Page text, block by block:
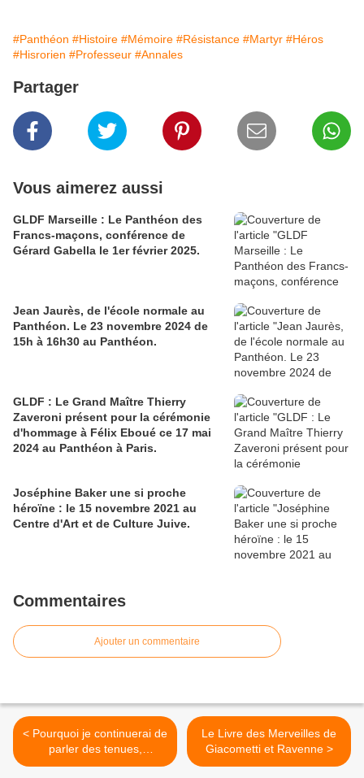
#Panthéon #Histoire #Mémoire #Résistance #Martyr #Héros
#Hisrorien #Professeur #Annales
Partager
Vous aimerez aussi
GLDF Marseille : Le Panthéon des
Francs-maçons, conférence de
Gérard Gabella le 1er février 2025.
Jean Jaurès, de l'école normale au
Panthéon. Le 23 novembre 2024 de
15h à 16h30 au Panthéon.
GLDF : Le Grand Maître Thierry
Zaveroni présent pour la cérémonie
d'hommage à Félix Eboué ce 17 mai
2024 au Panthéon à Paris.
Joséphine Baker une si proche
héroïne : le 15 novembre 2021 au
Centre d'Art et de Culture Juive.
Commentaires
Ajouter un commentaire
< Pourquoi je continuerai de
parler des tenues,
cérémonies, conférences et
Le Livre des Merveilles de
Giacometti et Ravenne >